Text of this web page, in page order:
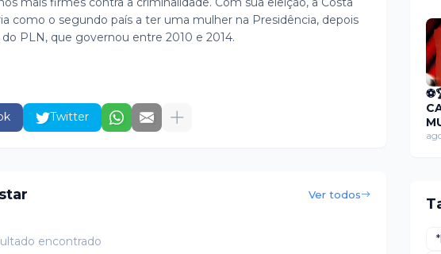
como o segundo país a ter uma mulher na Presidência, depois
do PLN, que governou entre 2010 e 2014.
Twitter
Ver todos
encontrado
RN